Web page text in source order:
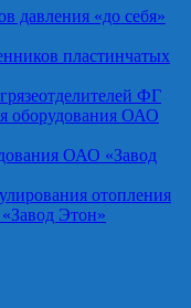
давления «до себя»
пластинчатых
ФГ
оборудования ОАО
ОАО «Завод
отопления
Этон»